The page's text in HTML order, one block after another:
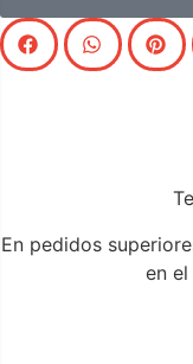
En pedidos
en